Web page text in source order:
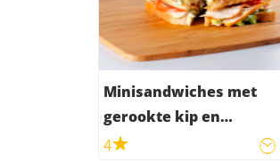
Minisandwiches met
gerookte kip en
bieslookrand
4